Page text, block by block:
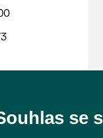
ve
pár
30
se